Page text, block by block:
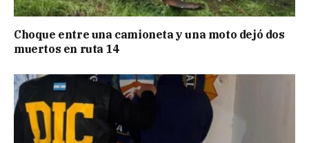
Choque entre una camioneta y una moto dejó dos
muertos en ruta 14